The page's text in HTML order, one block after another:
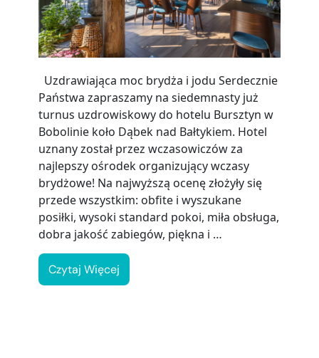
Uzdrawiająca moc brydża i jodu Serdecznie
Państwa zapraszamy na siedemnasty już
turnus uzdrowiskowy do hotelu Bursztyn w
Bobolinie koło Dąbek nad Bałtykiem. Hotel
uznany został przez wczasowiczów za
najlepszy ośrodek organizujący wczasy
brydżowe! Na najwyższą ocenę złożyły się
przede wszystkim: obfite i wyszukane
posiłki, wysoki standard pokoi, miła obsługa,
dobra jakość zabiegów, piękna i …
Czytaj Więcej